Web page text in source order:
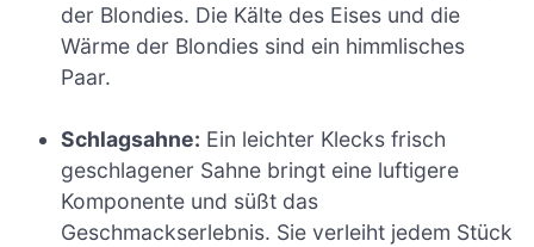
der Blondies. Die Kälte des Eises und die
Wärme der Blondies sind ein himmlisches
Paar.
Schlagsahne: Ein leichter Klecks frisch
geschlagener Sahne bringt eine luftigere
Komponente und süßt das
Geschmackserlebnis. Sie verleiht jedem Stück